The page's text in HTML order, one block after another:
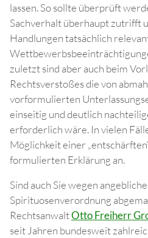
lassen. So sollte überprüft
Sachverhalt überhaupt zutrifft
Handlungen tatsächlich
zuletzt sind aber auch beim
Rechtsverstoßes die von
vorformulierten
einseitig und deutlich
erforderlich wäre. In vielen
Möglichkeit einer
formulierten Erklärung an.
Sind auch Sie wegen
Spirituosenverordnung
RechtsanwaltOtto Freiherr
seit Jahren bundesweit